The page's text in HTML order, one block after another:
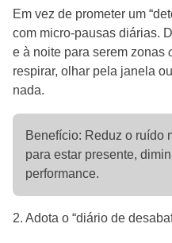
Em vez de prometer um
com micro-pausas diárias.
e à noite para serem zonas
respirar, olhar pela janela
nada.
Benefício: Reduz o ruído
para estar presente,
performance.
2. Adota o “diário de